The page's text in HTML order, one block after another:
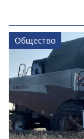
Общество